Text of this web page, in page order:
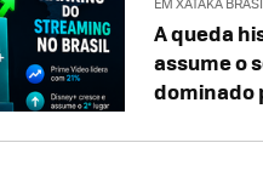
A queda
assume o
dominado